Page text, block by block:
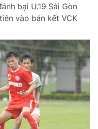
bại U.19 Sài Gòn
vào bán kết VCK